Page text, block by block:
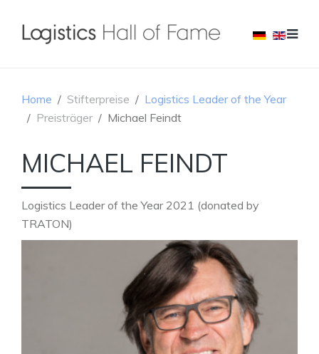
Home Stifterpreise
Logistics Leader of the Year
Preisträger
Michael Feindt
MICHAEL FEINDT
Logistics Leader of the Year 2021 (donated by
TRATON)